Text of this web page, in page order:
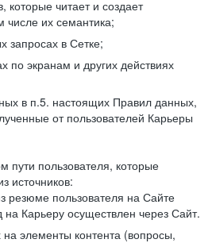
которые читает и создает
числе их семантика;
запросах в Сетке;
по экранам и других действиях
в п.5. настоящих Правил данных,
от пользователей Карьеры
пути пользователя, которые
источников:
резюме пользователя на Сайте
на Карьеру осуществлен через Сайт.
элементы контента (вопросы,